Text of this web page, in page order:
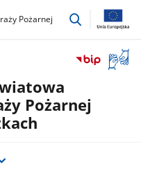
Pożarnej
przejdź
okno
Pożarnej